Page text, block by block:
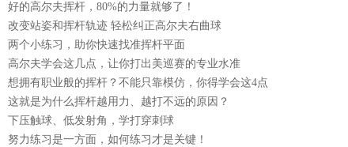
好的高尔夫挥杆，80%的力量就够了！
改变站姿和挥杆轨迹 轻松纠正高尔夫右曲球
两个小练习，助你快速找准挥杆平面
高尔夫学会这几点，让你打出美巡赛的专业水准
想拥有职业般的挥杆？不能只靠模仿，你得学会这4点
这就是为什么挥杆越用力、越打不远的原因？
下压触球、低发射角，学打穿刺球
努力练习是一方面，如何练习才是关键！